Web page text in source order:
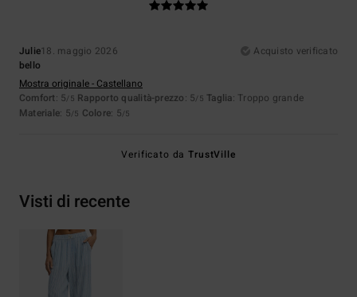
Julie18. maggio 2026
Acquisto verificato
bello
Mostra originale - Castellano
Comfort: 5/5 Rapporto qualità-prezzo: 5/5 Taglia: Troppo grande
Materiale: 5/5 Colore: 5/5
Verificato daTrustVille
Visti di recente